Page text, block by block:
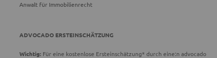
Anwalt für Immobilienrecht
ADVOCADO ERSTEINSCHÄTZUNG
Wichtig: Für eine kostenlose Ersteinschätzung* durch eine:n advocado